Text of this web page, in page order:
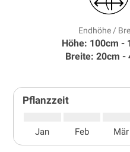
Endhöhe /
Höhe: 100cm -
Breite: 20cm -
Pflanzzeit
Jan Feb Mär